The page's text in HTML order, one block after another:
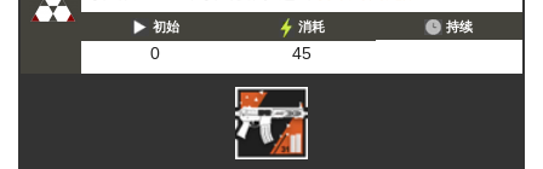
初始
0
消耗
45
持续